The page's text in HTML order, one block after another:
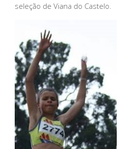
seleção de Viana do Castelo.